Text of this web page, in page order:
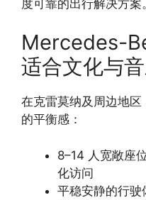
度可靠的出行解决方案。
Mercedes-
适合文化与
在克雷莫纳及周边地
的平衡感：
8–14 人宽敞座
化访问
平稳安静的行驶